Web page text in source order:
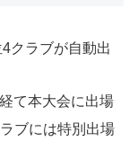
クラブが自動出
て本大会に出場
ブには特別出場